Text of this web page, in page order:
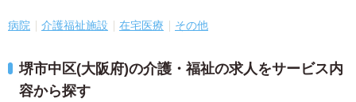
病院 介護福祉施設 在宅医療 その他
堺市中区(大阪府)の介護・福祉の求人をサービス内
容から探す